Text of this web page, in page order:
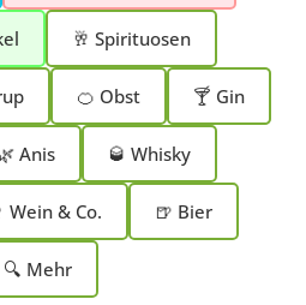
🥂 Spirituosen
🍊 Obst 🍸 Gin
Anis 🥃 Whisky
Wein & Co. 🍺 Bier
🔍 Mehr